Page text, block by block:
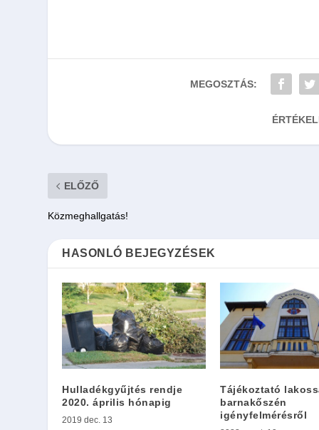
MEGOSZTÁS:
ELŐZŐ
Közmeghallgatás!
HASONLÓ BEJEGYZÉSEK
Hulladékgyűjtés rendje
2020. április hónapig
2019 dec. 13
Tájékoztató
barnakőszén
igényfelmérésről